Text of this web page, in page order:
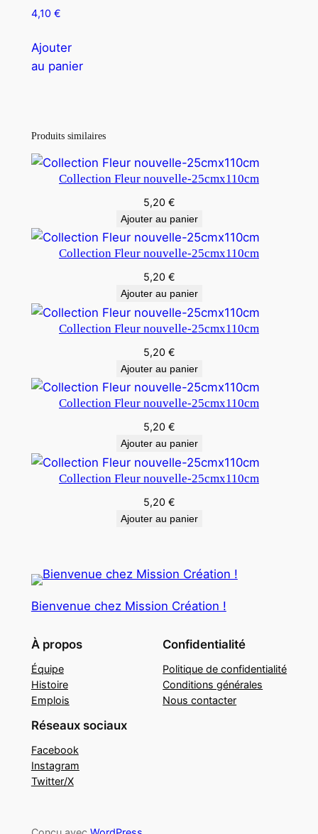
4,10 €
Ajouter
au panier
Produits similaires
Collection Fleur nouvelle-25cmx110cm
5,20 €
Ajouter au panier
Collection Fleur nouvelle-25cmx110cm
5,20 €
Ajouter au panier
Collection Fleur nouvelle-25cmx110cm
5,20 €
Ajouter au panier
Collection Fleur nouvelle-25cmx110cm
5,20 €
Ajouter au panier
Collection Fleur nouvelle-25cmx110cm
5,20 €
Ajouter au panier
Bienvenue chez Mission Création !
À propos
Équipe
Histoire
Emplois
Confidentialité
Politique de confidentialité
Conditions générales
Nous contacter
Réseaux sociaux
Facebook
Instagram
Twitter/X